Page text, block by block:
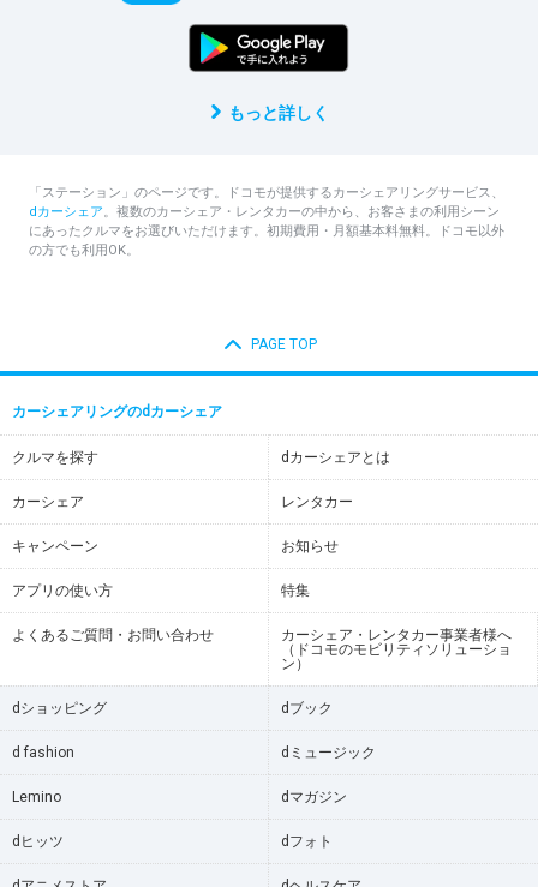
もっと詳しく
「ステーション」のページです。ドコモが提供するカーシェアリングサービス、
dカーシェア。複数のカーシェア・レンタカーの中から、お客さまの利用シーン
にあったクルマをお選びいただけます。初期費用・月額基本料無料。ドコモ以外
の方でも利用OK。
PAGE TOP
カーシェアリングのdカーシェア
クルマを探す dカーシェアとは
カーシェア レンタカー
キャンペーン お知らせ
アプリの使い方 特集
よくあるご質問・お問い合わせ
カーシェア・レンタカー事業者様へ
（ドコモのモビリティソリューショ
ン）
dショッピング dブック
d fashion dミュージック
Lemino dマガジン
dヒッツ dフォト